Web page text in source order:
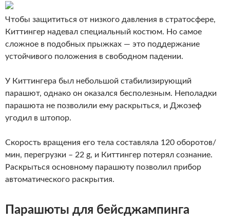
Чтобы защититься от низкого давления в стратосфере,
Киттингер надевал специальный костюм. Но самое
сложное в подобных прыжках — это поддержание
устойчивого положения в свободном падении.
У Киттингера был небольшой стабилизирующий
парашют, однако он оказался бесполезным. Неполадки
парашюта не позволили ему раскрыться, и Джозеф
угодил в штопор.
Скорость вращения его тела составляла 120 оборотов/
мин, перегрузки – 22 g, и Киттингер потерял сознание.
Раскрыться основному парашюту позволил прибор
автоматического раскрытия.
Парашюты для бейсджампинга